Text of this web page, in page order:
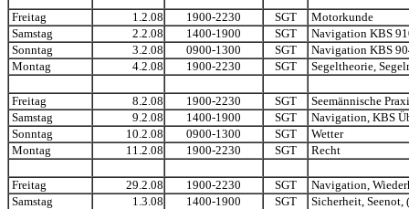
Freitag 1.2.08 1900-2230 SGT
Motorkunde
Samstag
2.2.08 1400-1900 SGT
Navigation KBS
Sonntag
3.2.08 0900-1300 SGT
Navigation KBS
Montag
4.2.08 1900-2230 SGT Segeltheorie,
Freitag 8.2.08 1900-2230 SGT
Seemännische
Samstag
9.2.08 1400-1900 SGT
Navigation, KBS
Sonntag
10.2.08 0900-1300 SGT
Wetter
Montag
11.2.08 1900-2230 SGT Recht
Freitag 29.2.08 1900-2230 SGT
Navigation,
Samstag
1.3.08 1400-1900 SGT
Sicherheit, Seenot,